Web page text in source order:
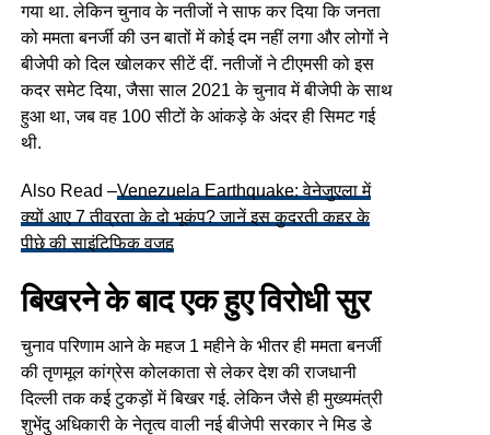
गया था. लेकिन चुनाव के नतीजों ने साफ कर दिया कि जनता
को ममता बनर्जी की उन बातों में कोई दम नहीं लगा और लोगों ने
बीजेपी को दिल खोलकर सीटें दीं. नतीजों ने टीएमसी को इस
कदर समेट दिया, जैसा साल 2021 के चुनाव में बीजेपी के साथ
हुआ था, जब वह 100 सीटों के आंकड़े के अंदर ही सिमट गई
थी.
Also Read –Venezuela Earthquake: वेनेजुएला में
क्यों आए 7 तीव्रता के दो भूकंप? जानें इस कुदरती कहर के
पीछे की साइंटिफिक वजह
बिखरने के बाद एक हुए विरोधी सुर
चुनाव परिणाम आने के महज 1 महीने के भीतर ही ममता बनर्जी
की तृणमूल कांग्रेस कोलकाता से लेकर देश की राजधानी
दिल्ली तक कई टुकड़ों में बिखर गई. लेकिन जैसे ही मुख्यमंत्री
शुभेंदु अधिकारी के नेतृत्व वाली नई बीजेपी सरकार ने मिड डे